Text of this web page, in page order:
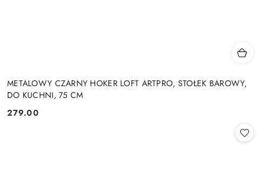
METALOWY CZARNY HOKER LOFT ARTPRO, STOŁEK BAROWY,
DO KUCHNI, 75 CM
Cena:
279.00